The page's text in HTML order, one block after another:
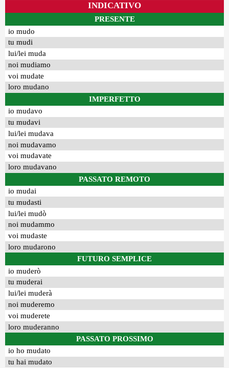
INDICATIVO
PRESENTE
io mudo
tu mudi
lui/lei muda
noi mudiamo
voi mudate
loro mudano
IMPERFETTO
io mudavo
tu mudavi
lui/lei mudava
noi mudavamo
voi mudavate
loro mudavano
PASSATO REMOTO
io mudai
tu mudasti
lui/lei mudò
noi mudammo
voi mudaste
loro mudarono
FUTURO SEMPLICE
io muderò
tu muderai
lui/lei muderà
noi muderemo
voi muderete
loro muderanno
PASSATO PROSSIMO
io ho mudato
tu hai mudato